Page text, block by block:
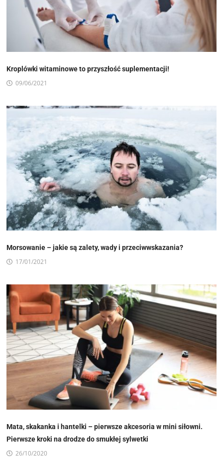
Kroplówki witaminowe to przyszłość suplementacji!
09/06/2021
Morsowanie – jakie są zalety, wady i przeciwwskazania?
17/01/2021
Mata, skakanka i hantelki – pierwsze akcesoria w mini siłowni.
Pierwsze kroki na drodze do smukłej sylwetki
26/10/2020